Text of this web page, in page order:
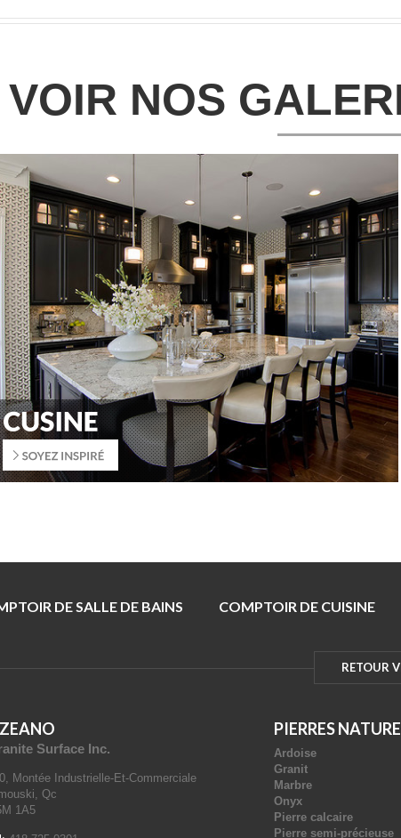
VOIR NOS
DE SALLE DE BAINS COMPTOIR DE CUISINE
RETOUR
Surface Inc.
Montée Industrielle-Et-Commerciale
Qc
1A5
PIERRES
Ardoise
Granit
Marbre
Onyx
Pierre calcaire
Pierre semi-précieuse